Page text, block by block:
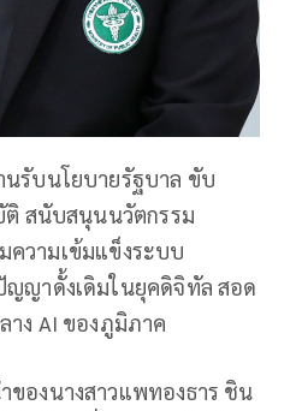
รับนโยบายรัฐบาล ขับ
สนับสนุนนวัตกรรม
ความเข้มแข็งระบบ
ญาดั้งเดิมในยุคดิจิทัล สอด
ง AI ของภูมิภาค
ของนางสาวแพทองธาร ชิน